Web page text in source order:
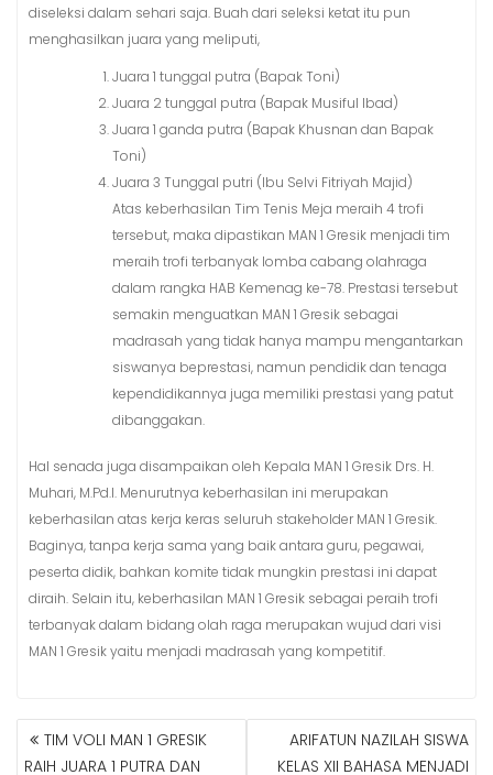
diseleksi dalam sehari saja. Buah dari seleksi ketat itu pun
menghasilkan juara yang meliputi,
Juara 1 tunggal putra (Bapak Toni)
Juara 2 tunggal putra (Bapak Musiful Ibad)
Juara 1 ganda putra (Bapak Khusnan dan Bapak
Toni)
Juara 3 Tunggal putri (Ibu Selvi Fitriyah Majid)
Atas keberhasilan Tim Tenis Meja meraih 4 trofi
tersebut, maka dipastikan MAN 1 Gresik menjadi tim
meraih trofi terbanyak lomba cabang olahraga
dalam rangka HAB Kemenag ke-78. Prestasi tersebut
semakin menguatkan MAN 1 Gresik sebagai
madrasah yang tidak hanya mampu mengantarkan
siswanya beprestasi, namun pendidik dan tenaga
kependidikannya juga memiliki prestasi yang patut
dibanggakan.
Hal senada juga disampaikan oleh Kepala MAN 1 Gresik Drs. H.
Muhari, M.Pd.I. Menurutnya keberhasilan ini merupakan
keberhasilan atas kerja keras seluruh stakeholder MAN 1 Gresik.
Baginya, tanpa kerja sama yang baik antara guru, pegawai,
peserta didik, bahkan komite tidak mungkin prestasi ini dapat
diraih. Selain itu, keberhasilan MAN 1 Gresik sebagai peraih trofi
terbanyak dalam bidang olah raga merupakan wujud dari visi
MAN 1 Gresik yaitu menjadi madrasah yang kompetitif.
N TIM VOLI MAN 1 GRESIK
RAIH JUARA 1 PUTRA DAN
ARIFATUN NAZILAH SISWA
KELAS XII BAHASA MENJADI